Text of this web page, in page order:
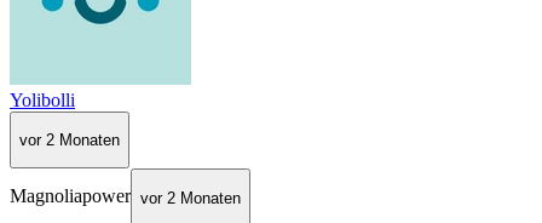
Yolibolli
vor 2 Monaten
Magnoliapower vor 2 Monaten